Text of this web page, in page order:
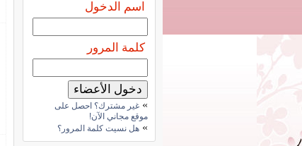
اسم الدخول
كلمة المرور
» غير مشترك؟ احصل على
موقع مجاني الآن!
» هل نسيت كلمة المرور؟